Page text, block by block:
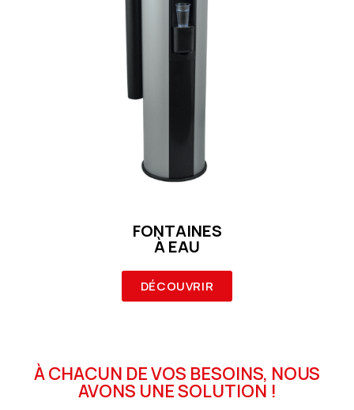
FONTAINES
À EAU
DÉCOUVRIR
À CHACUN DE VOS BESOINS, NOUS
AVONS UNE SOLUTION !